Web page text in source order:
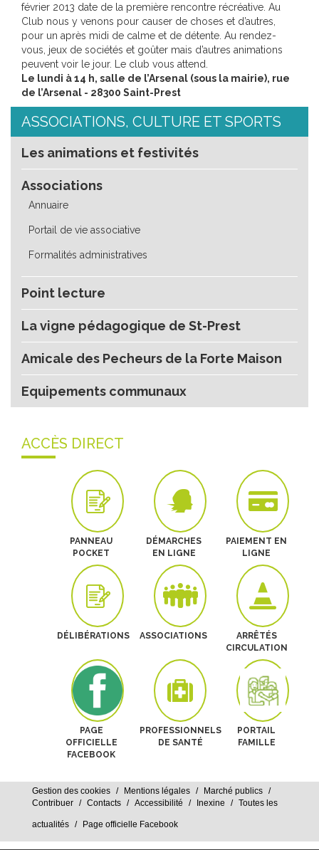
février 2013 date de la première rencontre récréative. Au
Club nous y venons pour causer de choses et d’autres,
pour un après midi de calme et de détente. Au rendez-
vous, jeux de sociétés et goûter mais d’autres animations
peuvent voir le jour. Le club vous attend.
Le lundi à 14 h, salle de l’Arsenal (sous la mairie), rue
de l’Arsenal - 28300 Saint-Prest
ASSOCIATIONS, CULTURE ET SPORTS
Les animations et festivités
Associations
Annuaire
Portail de vie associative
Formalités administratives
Point lecture
La vigne pédagogique de St-Prest
Amicale des Pecheurs de la Forte Maison
Equipements communaux
ACCÈS DIRECT
PANNEAU
POCKET
DÉMARCHES
EN LIGNE
PAIEMENT EN
LIGNE
DÉLIBÉRATIONS ASSOCIATIONS
ARRÊTÉS
CIRCULATION
PAGE
OFFICIELLE
FACEBOOK
PROFESSIONNELS
DE SANTÉ
PORTAIL
FAMILLE
Gestion des cookies Mentions légales
Marché publics
Contribuer
Contacts Accessibilité Inexine Toutes les
actualités Page officielle Facebook